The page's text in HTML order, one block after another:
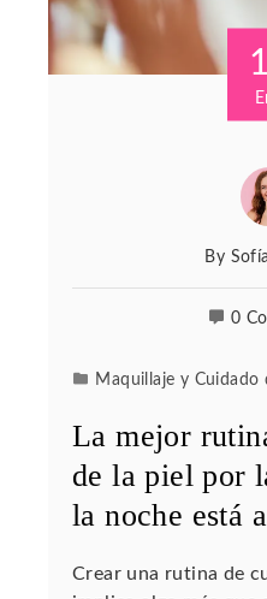
By
0
Maquillaje y Cuidado
La mejor
de la piel por
la noche está
Crear una rutina de